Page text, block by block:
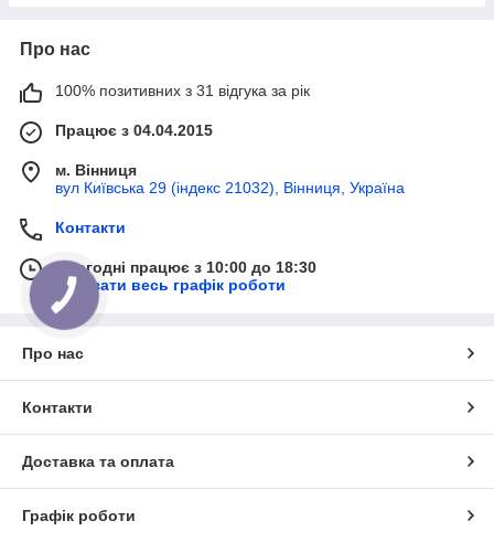
Про нас
100% позитивних з 31 відгука за рік
Працює з 04.04.2015
м. Вінниця
вул Київська 29 (індекс 21032), Вінниця, Україна
Контакти
Сьогодні працює з 10:00 до 18:30
Показати весь графік роботи
Про нас
Контакти
Доставка та оплата
Графік роботи